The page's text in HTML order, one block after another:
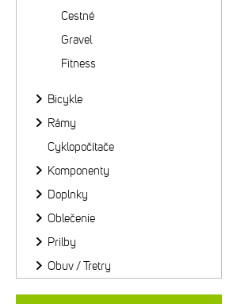
Cestné
Gravel
Fitness
Bicykle
Rámy
Cyklopočítače
Komponenty
Doplnky
Oblečenie
Prilby
Obuv / Tretry